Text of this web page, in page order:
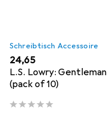
Schreibtisch Accessoire
EUR
24,65
L.S. Lowry:
(pack of 10)